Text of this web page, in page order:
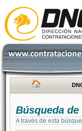
Búsqueda
A través de esta